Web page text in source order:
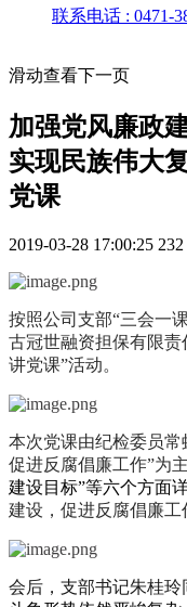
联系电话 : 0471-
滑动查看下一页
加强党风廉政
实现民族伟大
党课
2019-03-28 17:00:25 232
按照公司支部“三会一
古冠世融资担保有限
讲党课”活动。
本次党课由纪检委员常
促进反腐倡廉工作”为
建设目标”等六个方面
建设，促进反腐倡廉工
会后，支部书记朱桂玲